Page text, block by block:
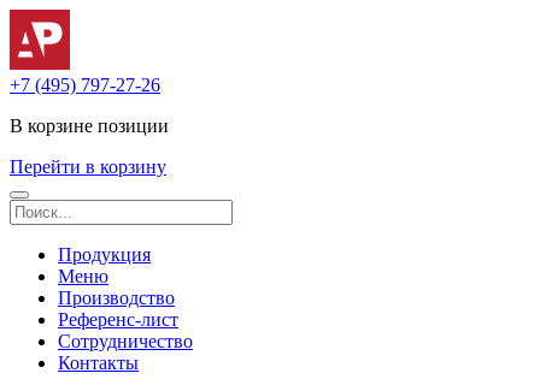
+7 (495) 797-27-26
В корзине позиции
Перейти в корзину
Продукция
Меню
Производство
Референс-лист
Сотрудничество
Контакты